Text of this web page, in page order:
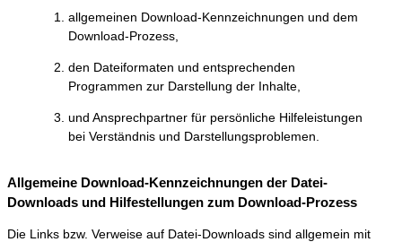
allgemeinen Download-Kennzeichnungen und dem
Download-Prozess,
den Dateiformaten und entsprechenden
Programmen zur Darstellung der Inhalte,
und Ansprechpartner für persönliche Hilfeleistungen
bei Verständnis und Darstellungsproblemen.
Allgemeine Download-Kennzeichnungen der Datei-
Downloads und Hilfestellungen zum Download-Prozess
Die Links bzw. Verweise auf Datei-Downloads sind allgemein mit